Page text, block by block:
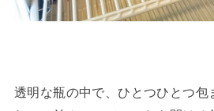
透明な瓶の中で、ひとつひとつ包